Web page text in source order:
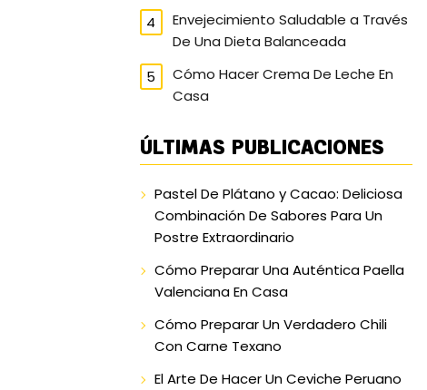
Envejecimiento Saludable a Través
De Una Dieta Balanceada
Cómo Hacer Crema De Leche En
Casa
ÚLTIMAS PUBLICACIONES
Pastel De Plátano y Cacao: Deliciosa
Combinación De Sabores Para Un
Postre Extraordinario
Cómo Preparar Una Auténtica Paella
Valenciana En Casa
Cómo Preparar Un Verdadero Chili
Con Carne Texano
El Arte De Hacer Un Ceviche Peruano